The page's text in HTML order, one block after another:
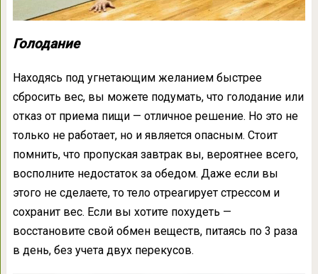
Голодание
Находясь под угнетающим желанием быстрее
сбросить вес, вы можете подумать, что голодание или
отказ от приема пищи — отличное решение. Но это не
только не работает, но и является опасным. Стоит
помнить, что пропуская завтрак вы, вероятнее всего,
восполните недостаток за обедом. Даже если вы
этого не сделаете, то тело отреагирует стрессом и
сохранит вес. Если вы хотите похудеть —
восстановите свой обмен веществ, питаясь по 3 раза
в день, без учета двух перекусов.